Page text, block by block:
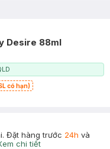
Desire 88ml
có hạn)
Đặt hàng trước 24h và
chi tiết